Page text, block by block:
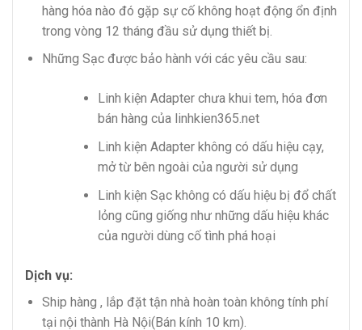
hàng hóa nào đó gặp sự cố không hoạt động ổn định
trong vòng 12 tháng đầu sử dụng thiết bị.
Những Sạc được bảo hành với các yêu cầu sau:
Linh kiện Adapter chưa khui tem, hóa đơn
bán hàng của linhkien365.net
Linh kiện Adapter không có dấu hiệu cạy,
mở từ bên ngoài của người sử dụng
Linh kiện Sạc không có dấu hiệu bị đổ chất
lỏng cũng giống như những dấu hiệu khác
của người dùng cố tình phá hoại
Dịch vụ:
Ship hàng , lắp đặt tận nhà hoàn toàn không tính phí
tại nội thành Hà Nội(Bán kính 10 km).